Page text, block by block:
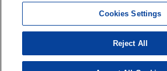
Copyright(c) At Home Co.,Ltd. このサイトに掲載している情
はアットホーム（株）またはその情報提供者に帰属します。
Cookies Settings
Reject All